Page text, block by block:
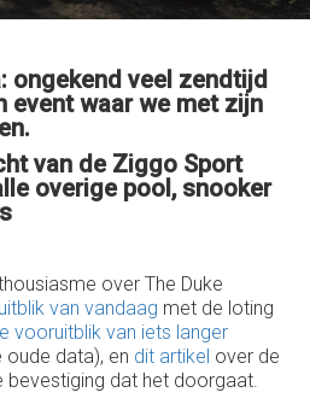
ongekend veel zendtijd
event waar we met zijn
van de Ziggo Sport
overige pool, snooker
over The Duke
van vandaag met de loting
vooruitblik van iets langer
data), en dit artikel over de
bevestiging dat het doorgaat.